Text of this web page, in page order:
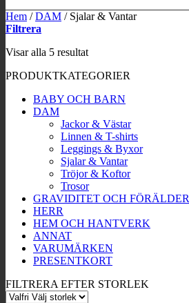
Hem / DAM /Sjalar & Vantar
Filtrera
Visar alla 5 resultatSortera
popularitet
PRODUKTKATEGORIER
BABY OCH BARN
DAM
Jackor & Västar
Linnen & T-shirts
Leggings & Byxor
Sjalar & Vantar
Tröjor & Koftor
Trosor
GRAVIDITET OCH FÖRÄLDER
HERR
HEM OCH HANTVERK
ANNAT
VARUMÄRKEN
PRESENTKORT
FILTRERA EFTER STORLEK